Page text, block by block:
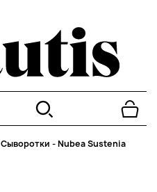
Сыворотки -Nubea Sustenia